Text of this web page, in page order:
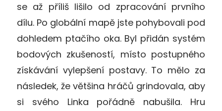
se až příliš lišilo od zpracování prvního
dílu. Po globální mapě jste pohybovali pod
dohledem ptačího oka. Byl přidán systém
bodových zkušeností, místo postupného
získávání vylepšení postavy. To mělo za
následek, že většina hráčů grindovala, aby
si svého Linka pořádně nabušila. Hru